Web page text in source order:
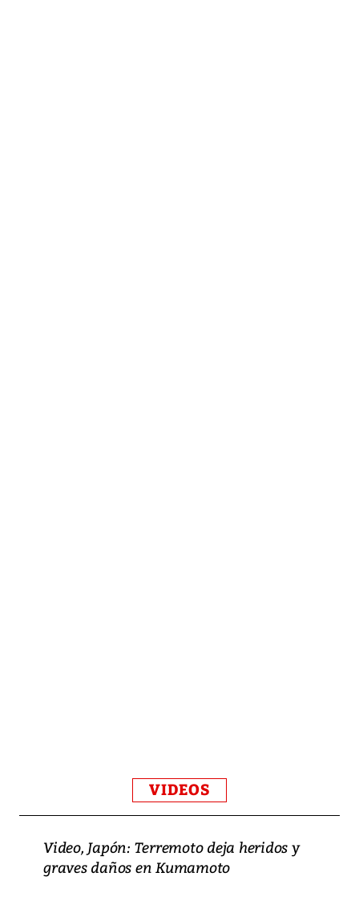
VIDEOS
Video, Japón: Terremoto deja heridos y
graves daños en Kumamoto